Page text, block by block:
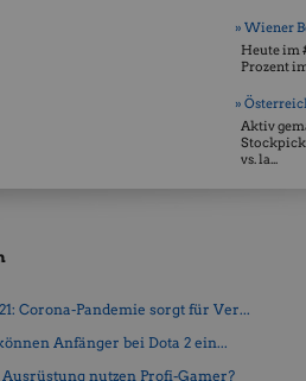
» Wiener
Heute im
Prozent
»
Aktiv
vs. la...
Corona-Pandemie sorgt für Ver...
Anfänger bei Dota 2 ein...
nutzen Profi-Gamer?